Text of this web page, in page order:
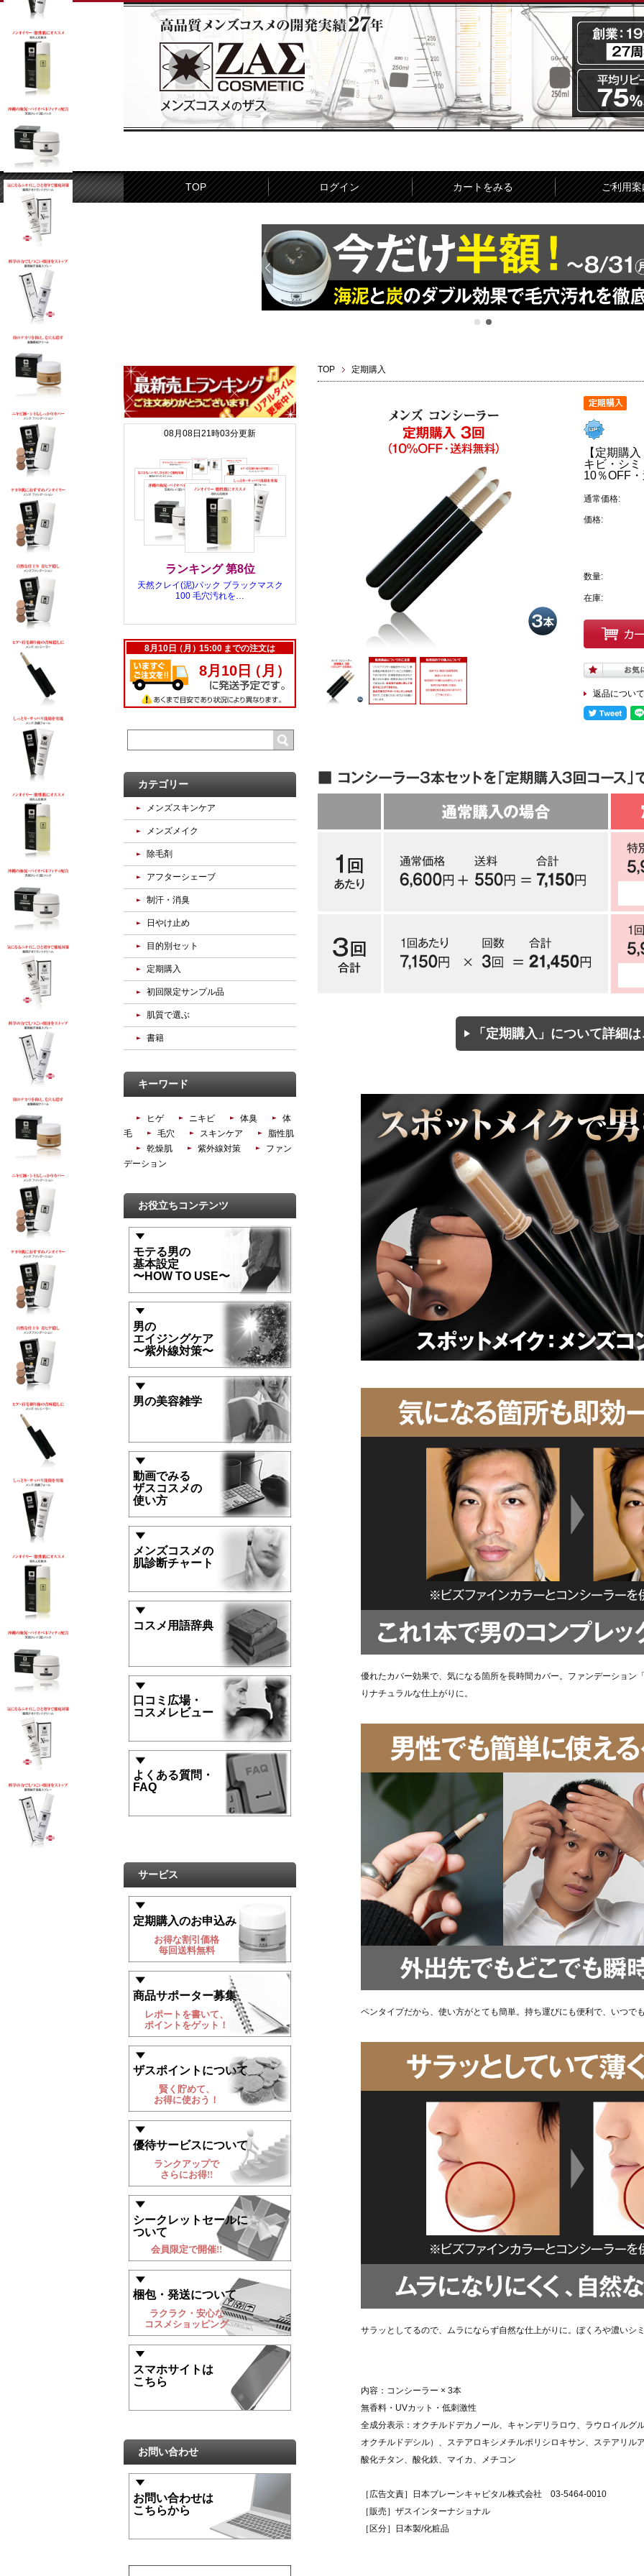
TOP ログイン カートをみる ご利用案
TOP 定期購入
【定期購
キビ・シ
10％OFF
通常価格:
価格:
数量:
在庫:
返品につい
「定期購入」について詳細
優れたカバー効果で、気になる箇所を長時間カバー。ファンデーション
りナチュラルな仕上がりに。
ペンタイプだから、使い方がとても簡単。持ち運びにも便利で、いつで
サラッとしてるので、ムラにならず自然な仕上がりに。ぼくろや濃いシ
内容：コンシーラー × 3本
無香料・UVカット・低刺激性
全成分表示：オクチルドデカノール、キャンデリラロウ、ラウロイルグ
オクチルドデシル）、ステアロキシメチルポリシロキサン、ステアリル
酸化チタン、酸化鉄、マイカ、メチコン
［広告文責］日本ブレーンキャピタル株式会社 03-5464-0010
［販売］ザスインターナショナル
［区分］日本製/化粧品
カテゴリー
メンズスキンケア
メンズメイク
除毛剤
アフターシェーブ
制汗・消臭
日やけ止め
目的別セット
定期購入
初回限定サンプル品
肌質で選ぶ
書籍
キーワード
ヒゲ ニキビ 体臭
体
毛
毛穴 スキンケア
脂性肌
乾燥肌
紫外線対策
ファン
デーション
お役立ちコンテンツ
モテる男の
基本設定
〜HOW TO USE〜
男の
エイジングケア
〜紫外線対策〜
男の美容雑学
動画でみる
ザスコスメの
使い方
メンズコスメの
肌診断チャート
コスメ用語辞典
口コミ広場・
コスメレビュー
よくある質問・
FAQ
サービス
定期購入のお申込み
お得な割引価格
毎回送料無料
商品サポーター募集
レポートを書いて、
ポイントをゲット！
ザスポイントについて
賢く貯めて、
お得に使おう！
優待サービスについて
ランクアップで
さらにお得!!
シークレットセールに
ついて
会員限定で開催!!
梱包・発送について
ラクラク・安心な
コスメショッピング
スマホサイトは
こちら
お問い合わせ
お問い合わせは
こちらから